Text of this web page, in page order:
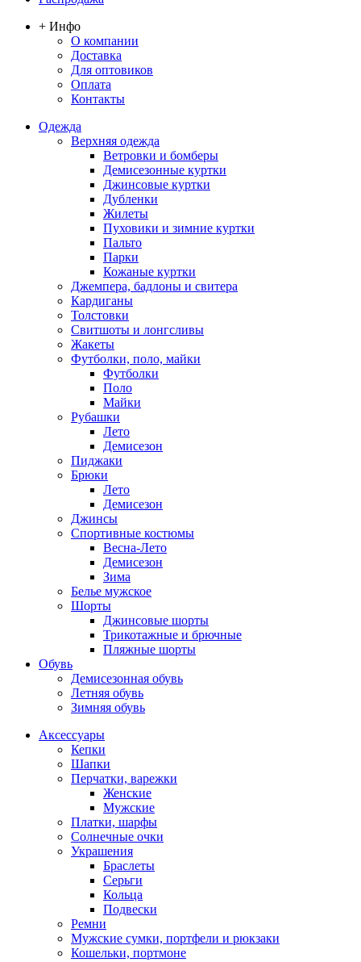
+ Инфо
О компании
Доставка
Для оптовиков
Оплата
Контакты
Одежда
Верхняя одежда
Ветровки и бомберы
Демисезонные куртки
Джинсовые куртки
Дубленки
Жилеты
Пуховики и зимние куртки
Пальто
Парки
Кожаные куртки
Джемпера, бадлоны и свитера
Кардиганы
Толстовки
Свитшоты и лонгсливы
Жакеты
Футболки, поло, майки
Футболки
Поло
Майки
Рубашки
Лето
Демисезон
Пиджаки
Брюки
Лето
Демисезон
Джинсы
Спортивные костюмы
Весна-Лето
Демисезон
Зима
Белье мужское
Шорты
Джинсовые шорты
Трикотажные и брючные
Пляжные шорты
Обувь
Демисезонная обувь
Летняя обувь
Зимняя обувь
Аксессуары
Кепки
Шапки
Перчатки, варежки
Женские
Мужские
Платки, шарфы
Солнечные очки
Украшения
Браслеты
Серьги
Кольца
Подвески
Ремни
Мужские сумки, портфели и рюкзаки
Кошельки, портмоне